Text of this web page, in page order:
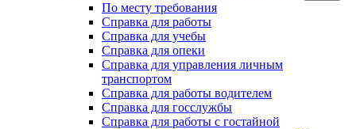
По месту требования
Справка для работы
Справка для учебы
Справка для опеки
Справка для управления личным
транспортом
Справка для работы водителем
Справка для госслужбы
Справка для работы с гостайной